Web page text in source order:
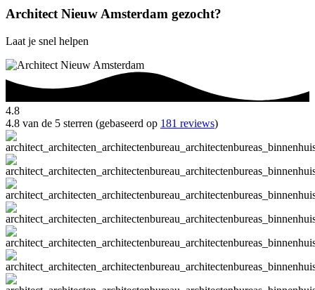
Architect Nieuw Amsterdam gezocht?
Laat je snel helpen
4.8
4.8 van de 5 sterren (gebaseerd op 181 reviews)